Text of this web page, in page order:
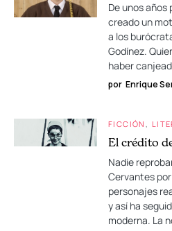
De unos
creado un
a los
Godínez.
haber
por Enrique
FICCIÓN
El crédito
Nadie
Cervantes
personajes
y así ha
moderna. La